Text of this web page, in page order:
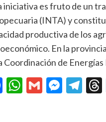
iniciativa es fruto de un
(INTA) y
productiva de los
En la
Coordinación de
Facebook
WhatsApp
Gmail